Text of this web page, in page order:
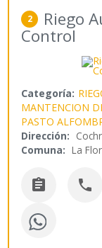
2 Riego
Control
Categoría:
MANTENCION
PASTO
Dirección:
Comuna: La
 